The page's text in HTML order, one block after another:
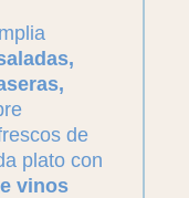
de
plato con
vinos